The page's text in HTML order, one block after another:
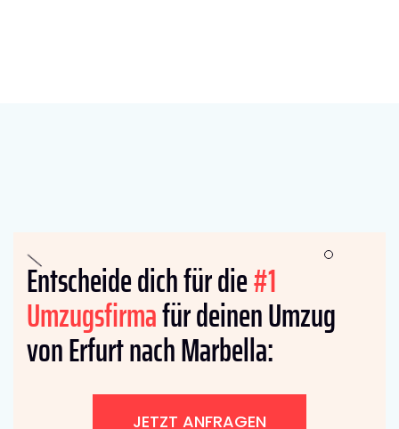
Entscheide dich für die#1
Umzugsfirmafür deinen Umzug
von Erfurt nach Marbella:
JETZT ANFRAGEN